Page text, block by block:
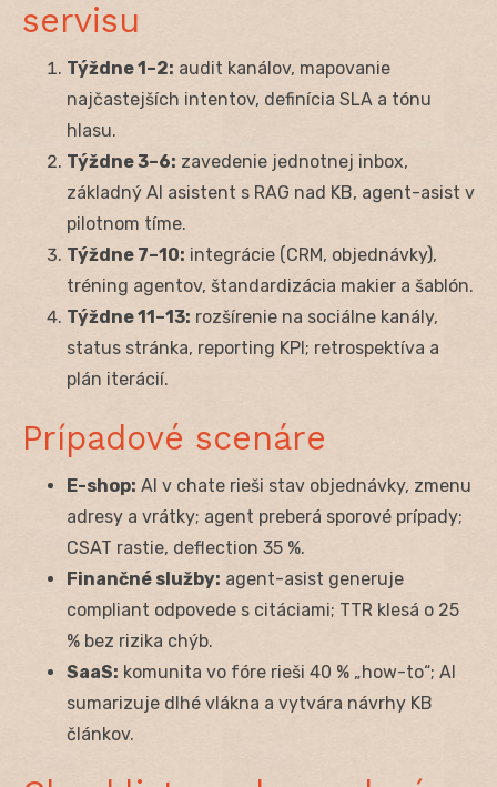
servisu
Týždne 1–2: audit kanálov, mapovanie
najčastejších intentov, definícia SLA a tónu
hlasu.
Týždne 3–6: zavedenie jednotnej inbox,
základný AI asistent s RAG nad KB, agent-asist v
pilotnom tíme.
Týždne 7–10: integrácie (CRM, objednávky),
tréning agentov, štandardizácia makier a šablón.
Týždne 11–13: rozšírenie na sociálne kanály,
status stránka, reporting KPI; retrospektíva a
plán iterácií.
Prípadové scenáre
E-shop: AI v chate rieši stav objednávky, zmenu
adresy a vrátky; agent preberá sporové prípady;
CSAT rastie, deflection 35 %.
Finančné služby: agent-asist generuje
compliant odpovede s citáciami; TTR klesá o 25
% bez rizika chýb.
SaaS: komunita vo fóre rieši 40 % „how-to“; AI
sumarizuje dlhé vlákna a vytvára návrhy KB
článkov.